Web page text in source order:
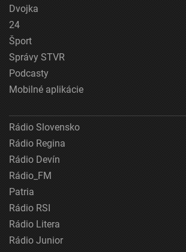
Dvojka
24
Šport
Správy STVR
Podcasty
Mobilné aplikácie
Rádio Slovensko
Rádio Regina
Rádio Devín
Rádio_FM
Patria
Rádio RSI
Rádio Litera
Rádio Junior